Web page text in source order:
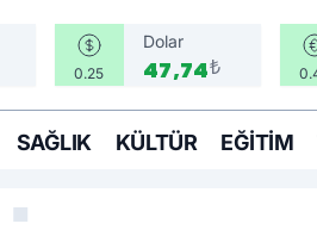
0.25
Dolar
47,74₺
SAĞLIK KÜLTÜR EĞITIM